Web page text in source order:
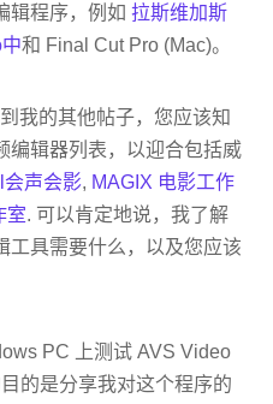
辑程序，例如拉斯维加斯
和 Final Cut Pro (Mac)。
我的其他帖子，您应该知
编辑器列表，以迎合包括威
会声会影, MAGIX 电影工作
室. 可以肯定地说，我了解
工具需要什么，以及您应该
PC 上测试 AVS Video
的是分享我对这个程序的